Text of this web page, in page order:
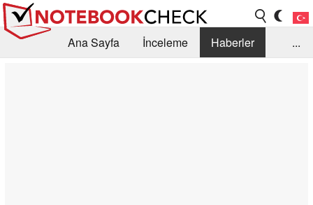
Ana Sayfa İnceleme
Haberler
...